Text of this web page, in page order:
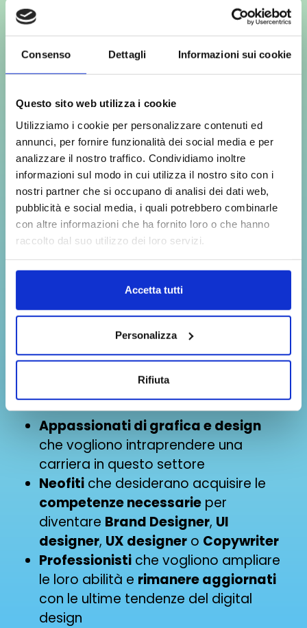
Consenso Dettagli Informazioni sui cookie
Questo sito web utilizza i cookie
Utilizziamo i cookie per personalizzare contenuti ed
annunci, per fornire funzionalità dei social media e per
analizzare il nostro traffico. Condividiamo inoltre
informazioni sul modo in cui utilizza il nostro sito con i
nostri partner che si occupano di analisi dei dati web,
pubblicità e social media, i quali potrebbero combinarle
con altre informazioni che ha fornito loro o che hanno
raccolto dal suo utilizzo dei loro servizi.
Accetta tutti
Personalizza
Rifiuta
Digital Designer
sotto la guida di
docenti esperti e professionisti del
settore.
per qualsiasi azienda e professionista,
implementando il tuo workflow con la
conoscenza di User Experience e User
Interface per progettare interfacce
web e applicazioni. Inoltre, avrai
un’ottima base per sviluppare ulteriori
competenze richieste nel mercato
digitale, come per esempio quelle
relative al copywriting per brand e per
Al termine del corso avrai acquisito
eccellenti skill di presentazione e saprai
affrontare con sicurezza il public
speaking.
Il corso è perfetto per:
Appassionati di grafica e design
che vogliono intraprendere una
carriera in questo settore
Neofiti che desiderano acquisire le
competenze necessarie per
diventare Brand Designer, UI
designer, UX designer o Copywriter
Professionisti che vogliono ampliare
le loro abilità e rimanere aggiornati
con le ultime tendenze del digital
design